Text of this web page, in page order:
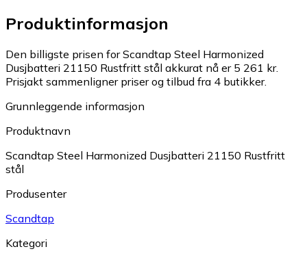
Produktinformasjon
Den billigste prisen for Scandtap Steel Harmonized
Dusjbatteri 21150 Rustfritt stål akkurat nå er 5 261 kr.
Prisjakt sammenligner priser og tilbud fra 4 butikker.
Grunnleggende informasjon
Produktnavn
Scandtap Steel Harmonized Dusjbatteri 21150 Rustfritt
stål
Produsenter
Scandtap
Kategori